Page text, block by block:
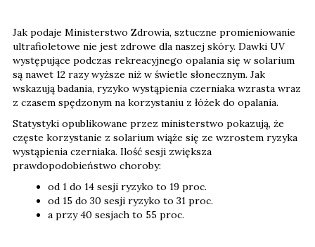
Jak podaje Ministerstwo Zdrowia, sztuczne promieniowanie
ultrafioletowe nie jest zdrowe dla naszej skóry. Dawki UV
występujące podczas rekreacyjnego opalania się w solarium
są nawet 12 razy wyższe niż w świetle słonecznym. Jak
wskazują badania, ryzyko wystąpienia czerniaka wzrasta wraz
z czasem spędzonym na korzystaniu z łóżek do opalania.
Statystyki opublikowane przez ministerstwo pokazują, że
częste korzystanie z solarium wiąże się ze wzrostem ryzyka
wystąpienia czerniaka. Ilość sesji zwiększa
prawdopodobieństwo choroby:
od 1 do 14 sesji ryzyko to 19 proc.
od 15 do 30 sesji ryzyko to 31 proc.
a przy 40 sesjach to 55 proc.